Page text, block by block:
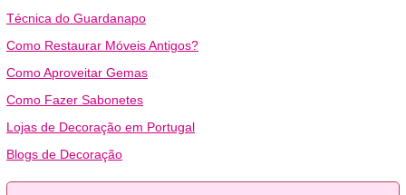
Técnica do Guardanapo
Como Restaurar Móveis Antigos?
Como Aproveitar Gemas
Como Fazer Sabonetes
Lojas de Decoração em Portugal
Blogs de Decoração